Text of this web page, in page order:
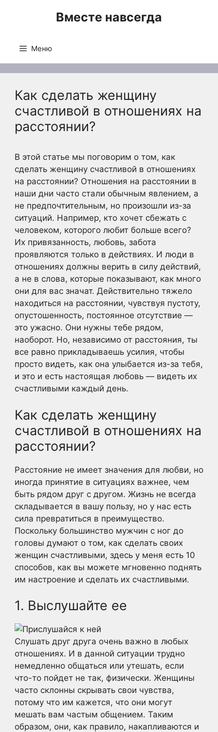
Вместе навсегда
Меню
Как сделать женщину
счастливой в отношениях на
расстоянии?
В этой статье мы поговорим о том, как
сделать женщину счастливой в отношениях
на расстоянии? Отношения на расстоянии в
наши дни часто стали обычным явлением, а
не предпочтительным, но произошли из-за
ситуаций. Например, кто хочет сбежать с
человеком, которого любит больше всего?
Их привязанность, любовь, забота
проявляются только в действиях. И люди в
отношениях должны верить в силу действий,
а не в слова, которые показывают, как много
они для вас значат. Действительно тяжело
находиться на расстоянии, чувствуя пустоту,
опустошенность, постоянное отсутствие —
это ужасно. Они нужны тебе рядом,
наоборот. Но, независимо от расстояния, ты
все равно прикладываешь усилия, чтобы
просто видеть, как она улыбается из-за тебя,
и это и есть настоящая любовь — видеть их
счастливыми каждый день.
Как сделать женщину
счастливой в отношениях на
расстоянии?
Расстояние не имеет значения для любви, но
иногда принятие в ситуациях важнее, чем
быть рядом друг с другом. Жизнь не всегда
складывается в вашу пользу, но у нас есть
сила превратиться в преимущество.
Поскольку большинство мужчин с ног до
головы думают о том, как сделать своих
женщин счастливыми, здесь у меня есть 10
способов, как вы можете мгновенно поднять
им настроение и сделать их счастливыми.
1. Выслушайте ее
Слушать друг друга очень важно в любых
отношениях. И в данной ситуации трудно
немедленно общаться или утешать, если
что-то пойдет не так, физически. Женщины
часто склонны скрывать свои чувства,
потому что им кажется, что они могут
мешать вам частым общением. Таким
образом, они, как правило, накапливаются и